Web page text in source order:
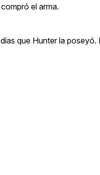
el arma.
que Hunter la poseyó.